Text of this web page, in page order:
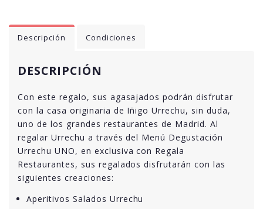
Descripción Condiciones
DESCRIPCIÓN
Con este regalo, sus agasajados podrán disfrutar
con la casa originaria de Iñigo Urrechu, sin duda,
uno de los grandes restaurantes de Madrid. Al
regalar Urrechu a través del Menú Degustación
Urrechu UNO, en exclusiva con Regala
Restaurantes, sus regalados disfrutarán con las
siguientes creaciones:
Aperitivos Salados Urrechu